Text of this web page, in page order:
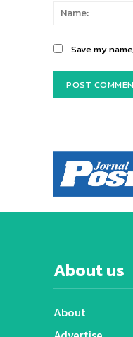
Save my
About us
About